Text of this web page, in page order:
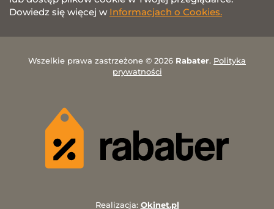
Dowiedz się więcej w Informacjach o Cookies.
Wszelkie prawa zastrzeżone © 2026 Rabater. Polityka
prywatności
Realizacja: Okinet.pl